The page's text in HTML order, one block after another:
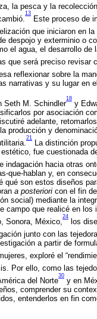
la pesca y la
13
Este proceso de
que iniciaron en la
despojo y exterminio o
el agua, el desarrollo de
que será preciso revisar
reflexionar sobre la
narrativas y su lugar en
Seth M. Schindler
18
y
por asociación
adelante,
producción y
21
La distinción
fue cuestionada
indagación hacia otras
que-hablan y, en
qué son estos diseños
a posteriori con el fin
social) mediante la
campo que realicé en los
Sonora, México,
24
los
junto con las
a partir de
exploré el
Por ello, como las
del Norte
30
y en
comprender su
entenderlos en fin